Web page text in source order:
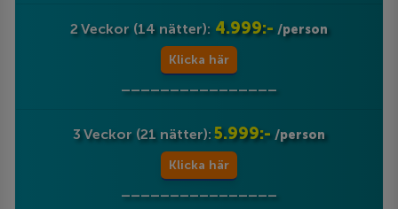
2 Veckor (14 nätter): 4.999:- /person
Klicka här
3 Veckor (21 nätter): 5.999:- /person
Klicka här